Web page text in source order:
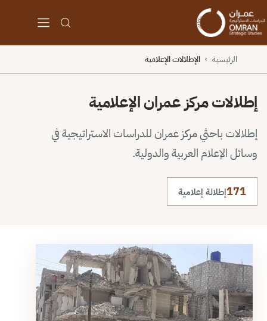
الرئيسية › الإطلالات الإعلامية
إطلالات مركز عمران الإعلامية
إطلالات باحثي مركز عمران للدراسات الاستراتيجية في
وسائل الإعلام العربية والدولية.
171إطلالة إعلامية